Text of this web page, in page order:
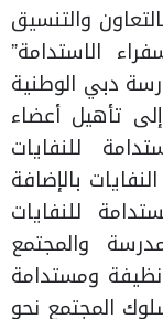
والتنسيق
الاستدامة”
دبي الوطنية
تأهيل أعضاء
للنفايات
بالإضافة
للنفايات
والمجتمع
ومستدامة
المجتمع نحو